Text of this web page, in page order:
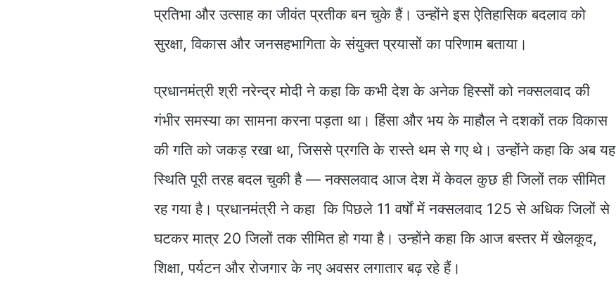
प्रतिभा और उत्साह का जीवंत प्रतीक बन चुके हैं। उन्होंने इस ऐतिहासिक बदलाव को
सुरक्षा, विकास और जनसहभागिता के संयुक्त प्रयासों का परिणाम बताया।
प्रधानमंत्री श्री नरेन्द्र मोदी ने कहा कि कभी देश के अनेक हिस्सों को नक्सलवाद की
गंभीर समस्या का सामना करना पड़ता था। हिंसा और भय के माहौल ने दशकों तक विकास
की गति को जकड़ रखा था, जिससे प्रगति के रास्ते थम से गए थे। उन्होंने कहा कि अब यह
स्थिति पूरी तरह बदल चुकी है — नक्सलवाद आज देश में केवल कुछ ही जिलों तक सीमित
रह गया है। प्रधानमंत्री ने कहा कि पिछले 11 वर्षों में नक्सलवाद 125 से अधिक जिलों से
घटकर मात्र 20 जिलों तक सीमित हो गया है। उन्होंने कहा कि आज बस्तर में खेलकूद,
शिक्षा, पर्यटन और रोजगार के नए अवसर लगातार बढ़ रहे हैं।